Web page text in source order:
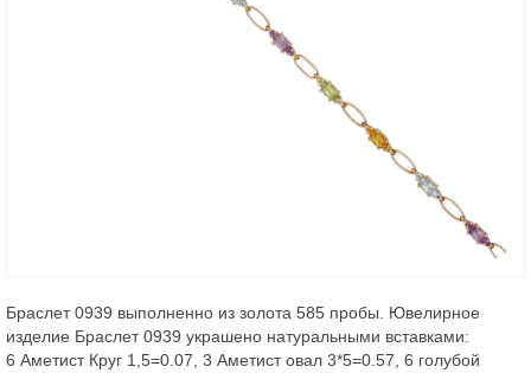
Браслет 0939 выполненно из золота 585 пробы. Ювелирное
изделие Браслет 0939 украшено натуральными вставками:
6 Аметист Круг 1,5=0.07, 3 Аметист овал 3*5=0.57, 6 голубой